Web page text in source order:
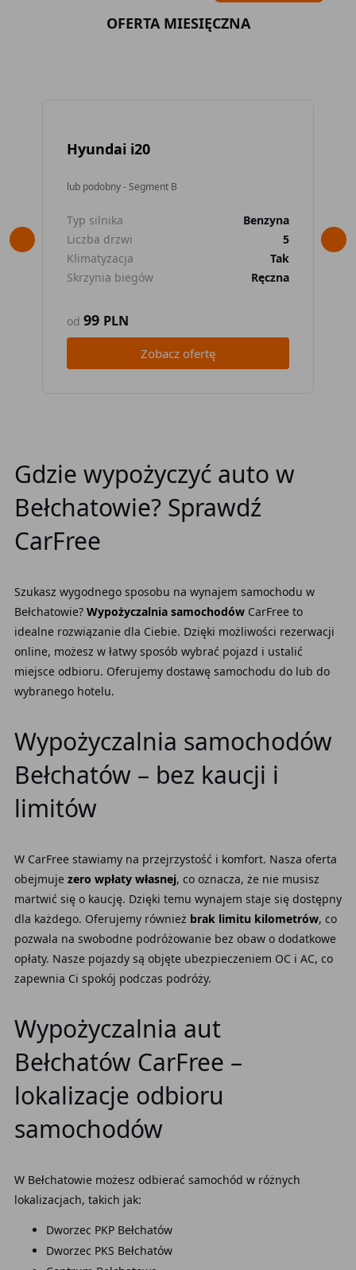
OFERTA MIESIĘCZNA
Hyundai i20
lub podobny - Segment B
Typ silnika
Benzyna
Liczba drzwi
5
Klimatyzacja
Tak
Skrzynia biegów
Ręczna
od 99 PLN
Zobacz ofertę
Gdzie wypożyczyć auto w
Bełchatowie? Sprawdź
CarFree
Szukasz wygodnego sposobu na wynajem samochodu w
Bełchatowie? Wypożyczalnia samochodów CarFree to
idealne rozwiązanie dla Ciebie. Dzięki możliwości rezerwacji
online, możesz w łatwy sposób wybrać pojazd i ustalić
miejsce odbioru. Oferujemy dostawę samochodu do lub do
wybranego hotelu.
Wypożyczalnia samochodów
Bełchatów – bez kaucji i
limitów
W CarFree stawiamy na przejrzystość i komfort. Nasza oferta
obejmuje zero wpłaty własnej, co oznacza, że nie musisz
martwić się o kaucję. Dzięki temu wynajem staje się dostępny
dla każdego. Oferujemy również brak limitu kilometrów, co
pozwala na swobodne podróżowanie bez obaw o dodatkowe
opłaty. Nasze pojazdy są objęte ubezpieczeniem OC i AC, co
zapewnia Ci spokój podczas podróży.
Wypożyczalnia aut
Bełchatów CarFree –
lokalizacje odbioru
samochodów
W Bełchatowie możesz odbierać samochód w różnych
lokalizacjach, takich jak:
Dworzec PKP Bełchatów
Dworzec PKS Bełchatów